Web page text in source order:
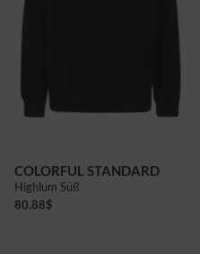
COLORFUL STANDARD
Highlum Süß
80.88$